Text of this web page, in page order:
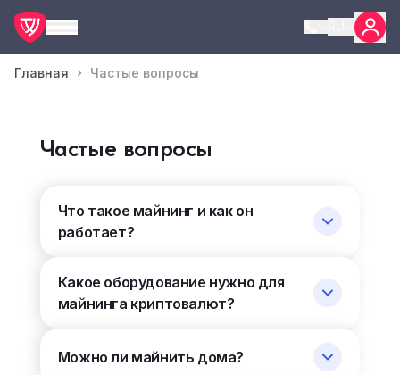
Главная Частые вопросы
Частые вопросы
Что такое майнинг и как он
работает?
Какое оборудование нужно для
майнинга криптовалют?
Можно ли майнить дома?